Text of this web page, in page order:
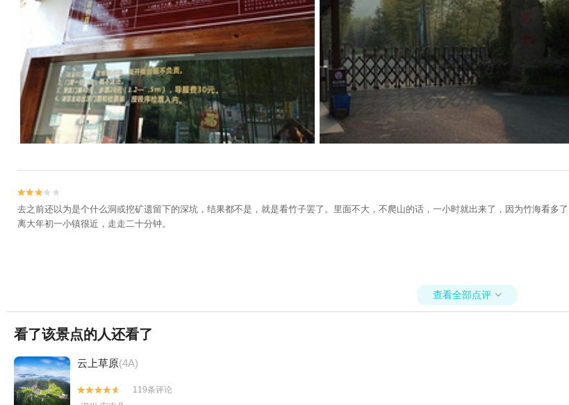


去之前还以为是个什么洞或挖矿遗留下的深坑，结果都不是，就是看竹子罢了。里面不大，不爬山的话，一小时就出来了，因为竹海看多
离大年初一小镇很近，走走二十分钟。
查看全部点评 
看了该景点的人还看了
云上草原(4A)


119条评论